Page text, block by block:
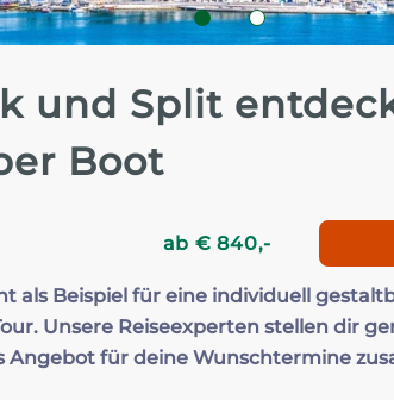
1 2
und Split
Boot
ab €840,-
als Beispiel für eine individuell
Unsere Reiseexperten stellen dir
Angebot für deine Wunschtermine
Zum Profil